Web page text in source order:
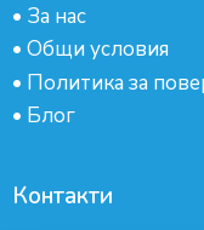
• За нас
• Общи условия
• Политика за
• Блог
Контакти